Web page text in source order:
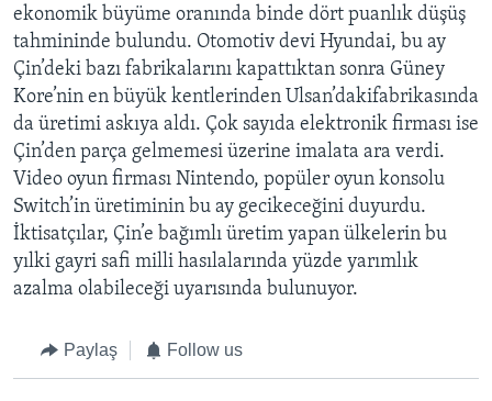
ekonomik büyüme oranında binde dört puanlık düşüş
tahmininde bulundu. Otomotiv devi Hyundai, bu ay
Çin’deki bazı fabrikalarını kapattıktan sonra Güney
Kore’nin en büyük kentlerinden Ulsan’dakifabrikasında
da üretimi askıya aldı. Çok sayıda elektronik firması ise
Çin’den parça gelmemesi üzerine imalata ara verdi.
Video oyun firması Nintendo, popüler oyun konsolu
Switch’in üretiminin bu ay gecikeceğini duyurdu.
İktisatçılar, Çin’e bağımlı üretim yapan ülkelerin bu
yılki gayri safi milli hasılalarında yüzde yarımlık
azalma olabileceği uyarısında bulunuyor.
Paylaş Follow us